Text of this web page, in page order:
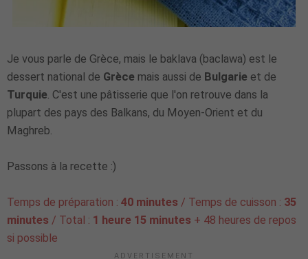
Je vous parle de Grèce, mais le baklava (baclawa) est le
dessert national de Grèce mais aussi de Bulgarie et de
Turquie. C'est une pâtisserie que l'on retrouve dans la
plupart des pays des Balkans, du Moyen-Orient et du
Maghreb.
Passons à la recette :)
Temps de préparation : 40 minutes / Temps de cuisson : 35
minutes / Total : 1 heure 15 minutes + 48 heures de repos
si possible